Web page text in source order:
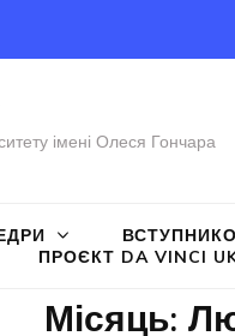
імені Олеся Гончара
ПРОЄКТ DA VINCI
Місяць: